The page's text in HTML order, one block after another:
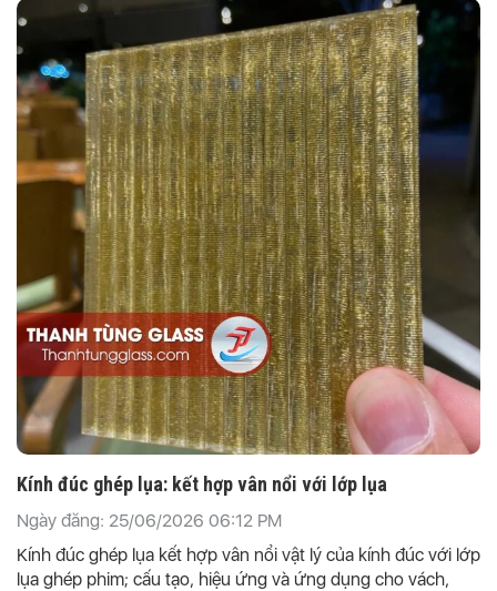
Kính đúc ghép lụa: kết hợp vân nổi với lớp lụa
Ngày đăng: 25/06/2026 06:12 PM
Kính đúc ghép lụa kết hợp vân nổi vật lý của kính đúc với lớp
lụa ghép phim; cấu tạo, hiệu ứng và ứng dụng cho vách,